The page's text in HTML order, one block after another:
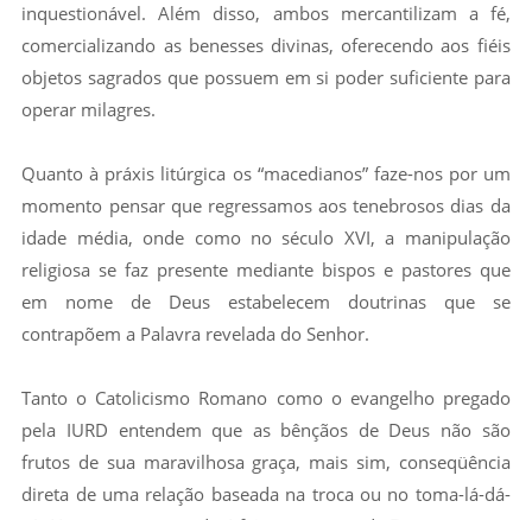
inquestionável. Além disso, ambos mercantilizam a fé,
comercializando as benesses divinas, oferecendo aos fiéis
objetos sagrados que possuem em si poder suficiente para
operar milagres.
Quanto à práxis litúrgica os “macedianos” faze-nos por um
momento pensar que regressamos aos tenebrosos dias da
idade média, onde como no século XVI, a manipulação
religiosa se faz presente mediante bispos e pastores que
em nome de Deus estabelecem doutrinas que se
contrapõem a Palavra revelada do Senhor.
Tanto o Catolicismo Romano como o evangelho pregado
pela IURD entendem que as bênçãos de Deus não são
frutos de sua maravilhosa graça, mais sim, conseqüência
direta de uma relação baseada na troca ou no toma-lá-dá-